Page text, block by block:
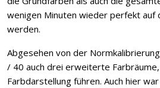
wenigen Minuten wieder perfekt auf
werden.
Abgesehen von der
/ 40 auch drei erweiterte
Farbdarstellung führen. Auch hier